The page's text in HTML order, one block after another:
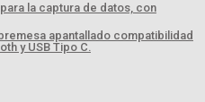
la captura de datos, con
apantallado compatibilidad
y USB Tipo C.